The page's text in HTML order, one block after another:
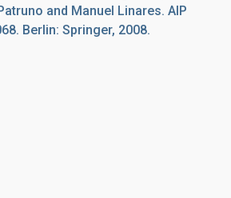
and Manuel Linares. AIP
Berlin: Springer, 2008.